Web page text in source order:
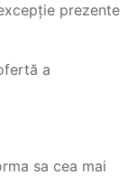
prezente
a
sa cea mai